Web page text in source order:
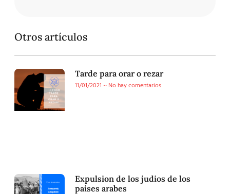
Otros artículos
Tarde para orar o rezar
11/01/2021
No hay comentarios
Expulsion de los judios de los
paises arabes